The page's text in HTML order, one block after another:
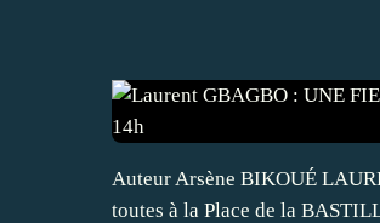
Auteur Arsène BIKOUÉ
toutes à la Place de la